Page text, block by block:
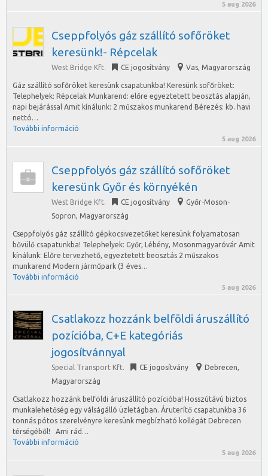
5 aug 2026
Cseppfolyós gáz szállító sofőröket
keresünk!- Répcelak
West Bridge Kft. CE jogosítvány Vas, Magyarország
Gáz szállító sofőröket keresünk csapatunkba! Keresünk sofőröket:
Telephelyek: Répcelak Munkarend: előre egyeztetett beosztás alapján,
napi bejárással Amit kínálunk: 2 műszakos munkarend Bérezés: kb. havi
nettó…
További információ
5 aug 2026
Cseppfolyós gáz szállító sofőröket
keresünk Győr és környékén
West Bridge Kft. CE jogosítvány
Győr-Moson-
Sopron, Magyarország
Cseppfolyós gáz szállító gépkocsivezetőket keresünk folyamatosan
bővülő csapatunkba! Telephelyek: Győr, Lébény, Mosonmagyaróvár Amit
kínálunk: Előre tervezhető, egyeztetett beosztás 2 műszakos
munkarend Modern járműpark (3 éves…
További információ
5 aug 2026
Csatlakozz hozzánk belföldi áruszállító
pozícióba, C+E kategóriás
jogosítvánnyal
Special Transport Kft. CE jogosítvány Debrecen,
Magyarország
Csatlakozz hozzánk belföldi áruszállító pozícióba! Hosszútávú biztos
munkalehetőség egy válságálló üzletágban. Áruterítő csapatunkba 36
tonnás pótos szerelvényre keresünk megbízható kollégát Debrecen
térségéből! Ami rád…
További információ
5 aug 2026